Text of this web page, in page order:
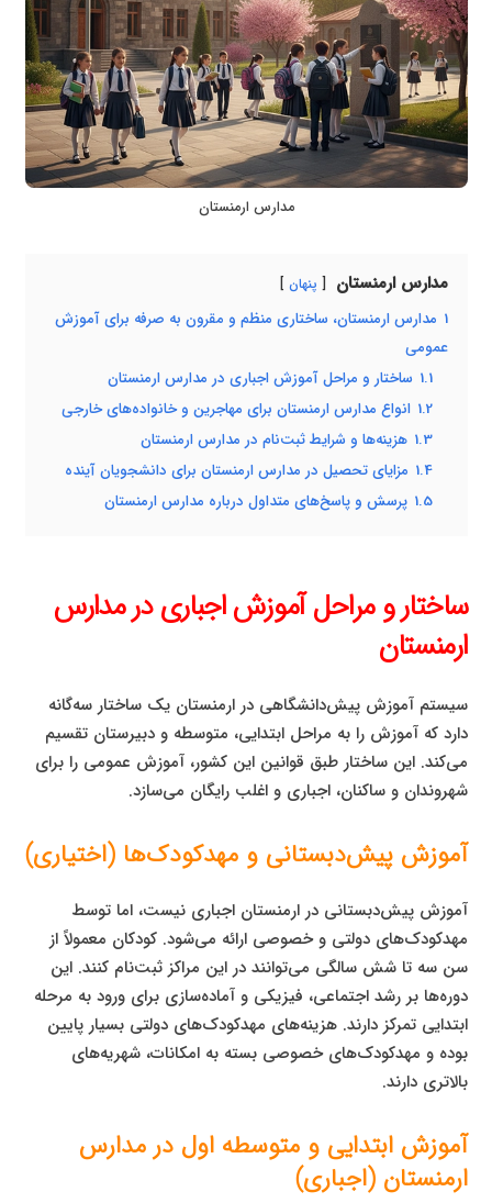
مدارس ارمنستان
مدارس ارمنستان پنهان
1 مدارس ارمنستان، ساختاری منظم و مقرون به صرفه برای آموزش
عمومی
1.1 ساختار و مراحل آموزش اجباری در مدارس ارمنستان
1.2 انواع مدارس ارمنستان برای مهاجرین و خانواده‌های خارجی
1.3 هزینه‌ها و شرایط ثبت‌نام در مدارس ارمنستان
1.4 مزایای تحصیل در مدارس ارمنستان برای دانشجویان آینده
1.5 پرسش و پاسخ‌های متداول درباره مدارس ارمنستان
ساختار و مراحل آموزش اجباری در مدارس
ارمنستان
سیستم آموزش پیش‌دانشگاهی در ارمنستان یک ساختار سه‌گانه
دارد که آموزش را به مراحل ابتدایی، متوسطه و دبیرستان تقسیم
می‌کند. این ساختار طبق قوانین این کشور، آموزش عمومی را برای
شهروندان و ساکنان، اجباری و اغلب رایگان می‌سازد.
آموزش پیش‌دبستانی و مهدکودک‌ها (اختیاری)
آموزش پیش‌دبستانی در ارمنستان اجباری نیست، اما توسط
مهدکودک‌های دولتی و خصوصی ارائه می‌شود. کودکان معمولاً از
سن سه تا شش سالگی می‌توانند در این مراکز ثبت‌نام کنند. این
دوره‌ها بر رشد اجتماعی، فیزیکی و آماده‌سازی برای ورود به مرحله
ابتدایی تمرکز دارند. هزینه‌های مهدکودک‌های دولتی بسیار پایین
بوده و مهدکودک‌های خصوصی بسته به امکانات، شهریه‌های
بالاتری دارند.
آموزش ابتدایی و متوسطه اول در مدارس
ارمنستان (اجباری)